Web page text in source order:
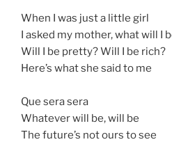
When I was just a little girl
I asked my mother, what will I
Will I be pretty? Will I be rich?
Here’s what she said to me
Que sera sera
Whatever will be, will be
The future’s not ours to see